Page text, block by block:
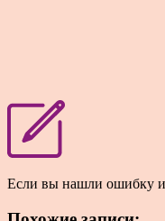
Если вы нашли ошибку